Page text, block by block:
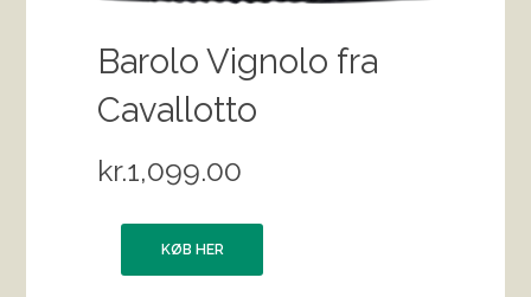
Barolo Vignolo fra
Cavallotto
kr.1,099.00
KØB HER